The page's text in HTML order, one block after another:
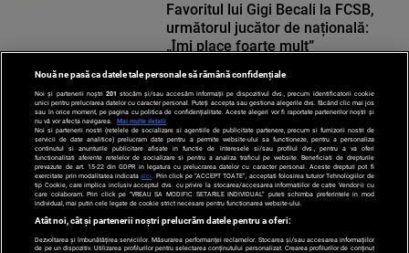
SPORT
Favoritul lui Gigi Becali la FCSB,
următorul jucător de națională:
„Îmi place foarte mult”
Nouă ne pasă ca datele tale personale să rămână confidențiale
Noi și partenerii noștri 201 stocăm și/sau accesăm informații pe dispozitivul dvs., precum identificatorii cookie
unici pentru prelucrarea datelor cu caracter personal. Puteți accepta sau gestiona alegerile dvs. făcând clic mai jos
sau în orice moment, pe pagina cu politica de confidențialitate. Aceste alegeri vor fi raportate partenerilor noștri și
nu vă vor afecta navigarea.
Mai multe detalii
Noi si partenerii nostri (retelele de socializare si agentiile de publicitate partenere, precum si furnizorii nostri de
servicii de date analitice) prelucram date pentru a permite website-ului sa functioneze, pentru a personaliza
continutul si anunturile publicitare afisate in functie de interesele si/sau profilul dvs., pentru a va oferi
functionalitati aferente retelelor de socializare si pentru a analiza traficul pe website. Beneficiati de drepturile
prevazute de art. 15-22 din GDPR in legatura cu prelucrarea datelor cu caracter personal. Aceste drepturi pot fi
exercitate prin modalitatea indicataaici . Prin click pe “ACCEPT TOATE”, acceptati folosirea tuturor Tehnologiilor de
tip Cookie, care implica inclusiv acceptul dvs. cu privire la stocarea/accesarea informatiilor de catre Vendor-ii cu
care colaboram. Prin click pe “VREAU SA MODIFIC SETARILE INDIVIDUAL” puteti schimba preferintele in mod
individual, mai putin cele legate de cookie strict necesare pentru functionarea website-ului.
Atât noi, cât și partenerii noștri prelucrăm datele pentru a oferi:
Dezvoltarea și îmbunătățirea serviciilor. Măsurarea performanței reclamelor. Stocarea și/sau accesarea informațiilor
de pe un dispozitiv. Utilizarea profilurilor pentru selectarea conținutului personalizat. Crearea profilurilor de conținut